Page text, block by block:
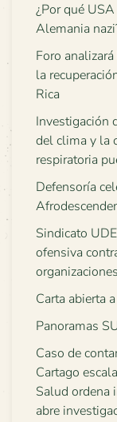
¿Por qué
Alemania
Foro
la
Rica
Investigación
del clima y la
respiratoria
Defensoría
Sindicato
ofensiva
Carta abierta
Panoramas
Caso de
Cartago
Salud ordena
abre